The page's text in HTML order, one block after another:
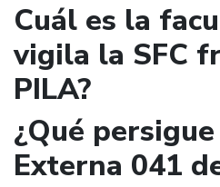
Cuál es la
vigila la SFC
PILA?
¿Qué
Externa 041